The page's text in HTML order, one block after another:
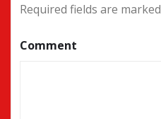
Required fields are marked
Comment